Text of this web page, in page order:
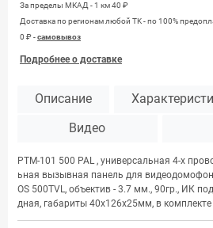
За пределы МКАД - 1 км 40 ₽
Доставка по регионам любой TK - по 100%
0 ₽ -самовывоз
Подробнее о доставке
Описание
Видео
РТМ-101 500 PAL , универсальная 4-х
ьная вызывная панель для
OS 500TVL, объектив - 3.7 мм., 90гр., ИК
дная, габариты 40х126х25мм, в комплекте